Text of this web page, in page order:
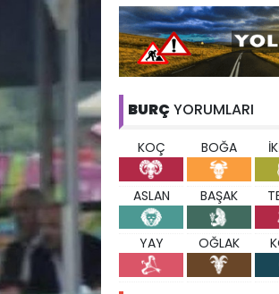
BURÇ YORUMLARI
KOÇ BOĞA
ASLAN BAŞAK
YAY OĞLAK